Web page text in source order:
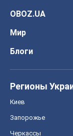
OBOZ.UA
Мир
Блоги
Регионы
Киев
Запорожье
Черкассы